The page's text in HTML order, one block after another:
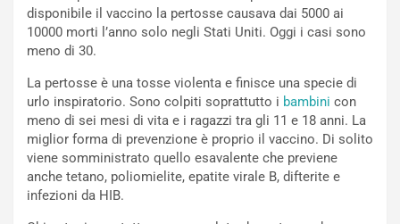
disponibile il vaccino la pertosse causava dai 5000 ai
10000 morti l’anno solo negli Stati Uniti. Oggi i casi sono
meno di 30.
La pertosse è una tosse violenta e finisce una specie di
urlo inspiratorio. Sono colpiti soprattutto i bambini con
meno di sei mesi di vita e i ragazzi tra gli 11 e 18 anni. La
miglior forma di prevenzione è proprio il vaccino. Di solito
viene somministrato quello esavalente che previene
anche tetano, poliomielite, epatite virale B, difterite e
infezioni da HIB.